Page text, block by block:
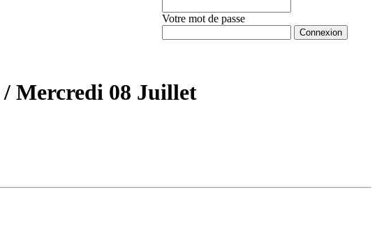
Votre mot de passe
/ Mercredi 08 Juillet